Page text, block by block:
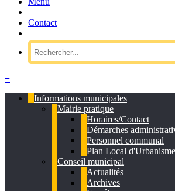
|
Contact
|
≡
Informations municipales
Mairie pratique
Horaires/Contact
Démarches
Personnel communal
Plan Local d'Urbanisme
Conseil municipal
Actualités
Archives